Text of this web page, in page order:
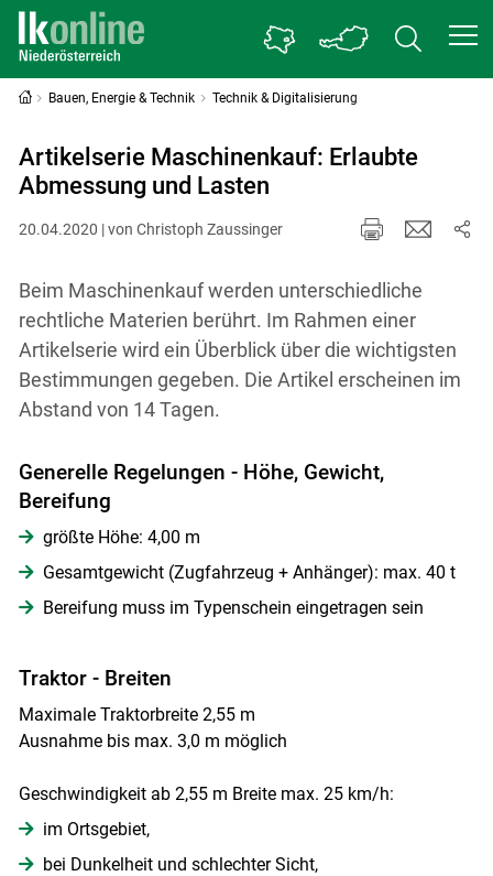
Bauen, Energie & Technik Technik & Digitalisierung
Artikelserie Maschinenkauf: Erlaubte
Abmessung und Lasten
20.04.2020 | von Christoph Zaussinger
Beim Maschinenkauf werden unterschiedliche
rechtliche Materien berührt. Im Rahmen einer
Artikelserie wird ein Überblick über die wichtigsten
Bestimmungen gegeben. Die Artikel erscheinen im
Abstand von 14 Tagen.
Generelle Regelungen - Höhe, Gewicht,
Bereifung
größte Höhe: 4,00 m
Gesamtgewicht (Zugfahrzeug + Anhänger): max. 40 t
Bereifung muss im Typenschein eingetragen sein
Traktor - Breiten
Maximale Traktorbreite 2,55 m
Ausnahme bis max. 3,0 m möglich
Geschwindigkeit ab 2,55 m Breite max. 25 km/h:
im Ortsgebiet,
bei Dunkelheit und schlechter Sicht,